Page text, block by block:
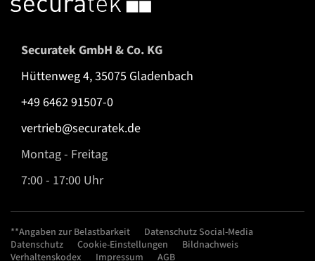
Securatek GmbH & Co. KG
Hüttenweg 4, 35075 Gladenbach
+49 6462 91507-0
vertrieb@securatek.de
Montag - Freitag
7:00 - 17:00 Uhr
**Angaben zur Belastbarkeit
Datenschutz Social-Media
Datenschutz
Cookie-Einstellungen
Bildnachweis
Verhaltenskodex
Impressum AGB